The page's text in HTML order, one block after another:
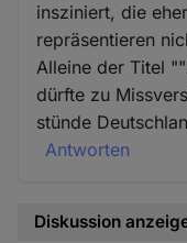
insziniert, die
repräsentieren
Alleine der Titel
dürfte zu
stünde
Antworten
Diskussion